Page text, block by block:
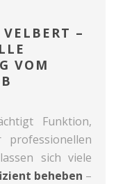
–
VOM
Funktion,
sich viele
beheben –